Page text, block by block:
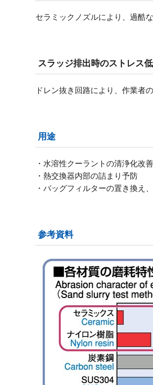
セラミックノズルにより、過酷
スラッジ排出時のストレス
ドレン抜き回路により、作業者
用途
水溶性クーラントの清浄化改善
熱交換器内部の詰まり予防
バッグフィルターの置き換え
参考資料